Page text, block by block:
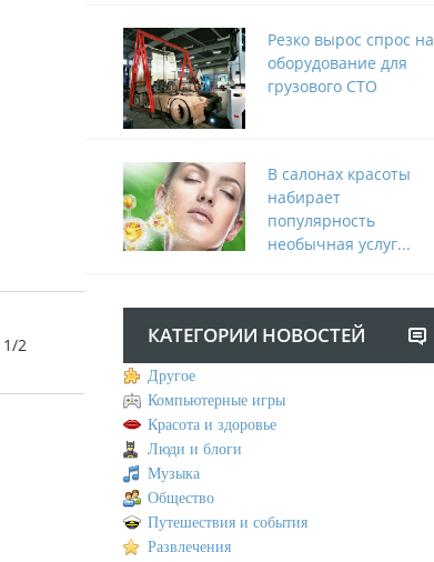
2
Резко вырос спрос на
оборудование для
грузового СТО
В салонах красоты
набирает
популярность
необычная услуг...
КАТЕГОРИИ НОВОСТЕЙ
Другое
Компьютерные игры
Красота и здоровье
Люди и блоги
Музыка
Общество
Путешествия и события
Развлечения